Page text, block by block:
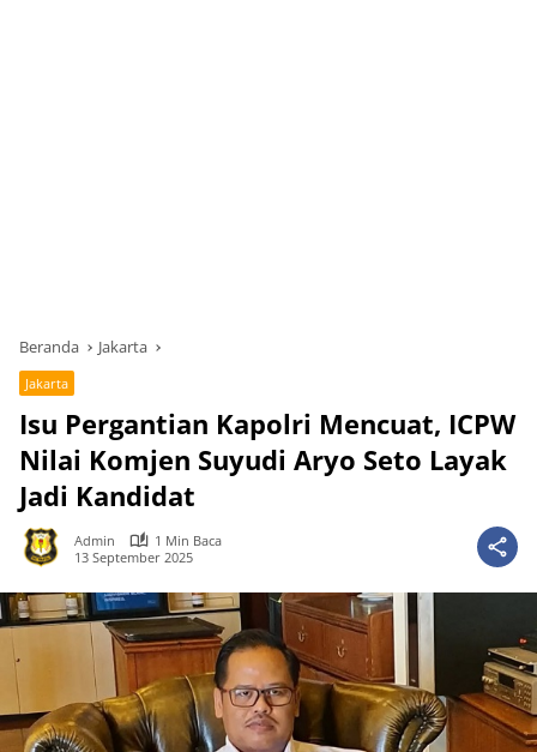
Beranda Jakarta
Jakarta
Isu Pergantian Kapolri Mencuat, ICPW
Nilai Komjen Suyudi Aryo Seto Layak
Jadi Kandidat
Admin
1 Min Baca
13 September 2025